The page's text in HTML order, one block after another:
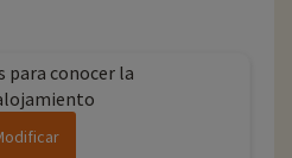
para conocer la